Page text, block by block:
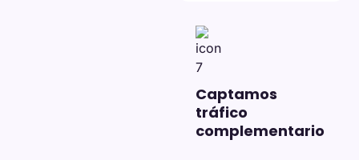
Captamos
tráfico
complementario